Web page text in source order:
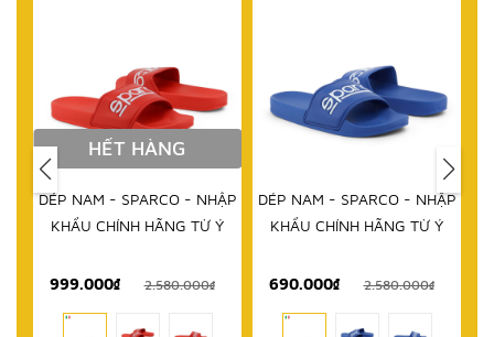
HẾT HÀNG
DÉP NAM - SPARCO - NHẬP
KHẨU CHÍNH HÃNG TỪ Ý
999.000₫ 2.580.000₫
DÉP NAM - SPARCO - NHẬP
KHẨU CHÍNH HÃNG TỪ Ý
690.000₫ 2.580.000₫